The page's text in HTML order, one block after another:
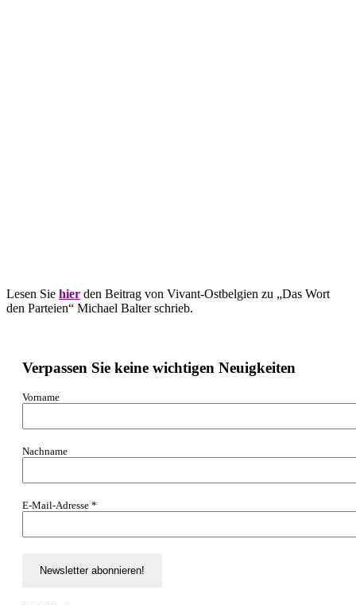
Lesen Sie hier den Beitrag von Vivant-Ostbelgien zu „Das Wort
den Parteien“ Michael Balter schrieb.
Verpassen Sie keine wichtigen Neuigkeiten
Vorname
Nachname
E-Mail-Adresse *